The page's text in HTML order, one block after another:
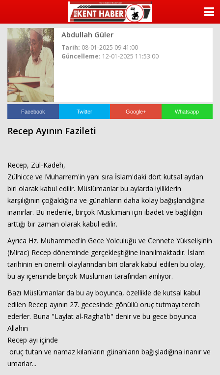
Abdullah Güler
Tarih: 08-01-2025 09:41:00
Güncelleme: 12-01-2025 11:53:00
Facebook Twitter Google+ Whatsapp
Recep Ayının Fazileti
Recep, Zül-Kadeh,
Zülhicce ve Muharrem'in yanı sıra İslam'daki dört kutsal aydan
biri olarak kabul edilir. Müslümanlar bu aylarda iyiliklerin
karşılığının çoğaldığına ve günahların daha kolay bağışlandığına
inanırlar. Bu nedenle, birçok Müslüman için ibadet ve bağlılığın
arttığı bir zaman olarak kabul edilir.
Ayrıca Hz. Muhammed'in Gece Yolculuğu ve Cennete Yükselişinin
(Mirac) Recep döneminde gerçekleştiğine inanılmaktadır. İslam
tarihinin en önemli olaylarından biri olarak kabul edilen bu olay,
bu ay içerisinde birçok Müslüman tarafından anılıyor.
Bazı Müslümanlar da bu ay boyunca, özellikle de kutsal kabul
edilen Recep ayının 27. gecesinde gönüllü oruç tutmayı tercih
ederler. Buna "Laylat al-Ragha'ib" denir ve bu gece boyunca
Allahın
Recep ayı içinde
oruç tutan ve namaz kılanların günahların bağışladığına inanır ve
umarlar...
ANASAYFA
YAZARLAR
İLETİŞİM